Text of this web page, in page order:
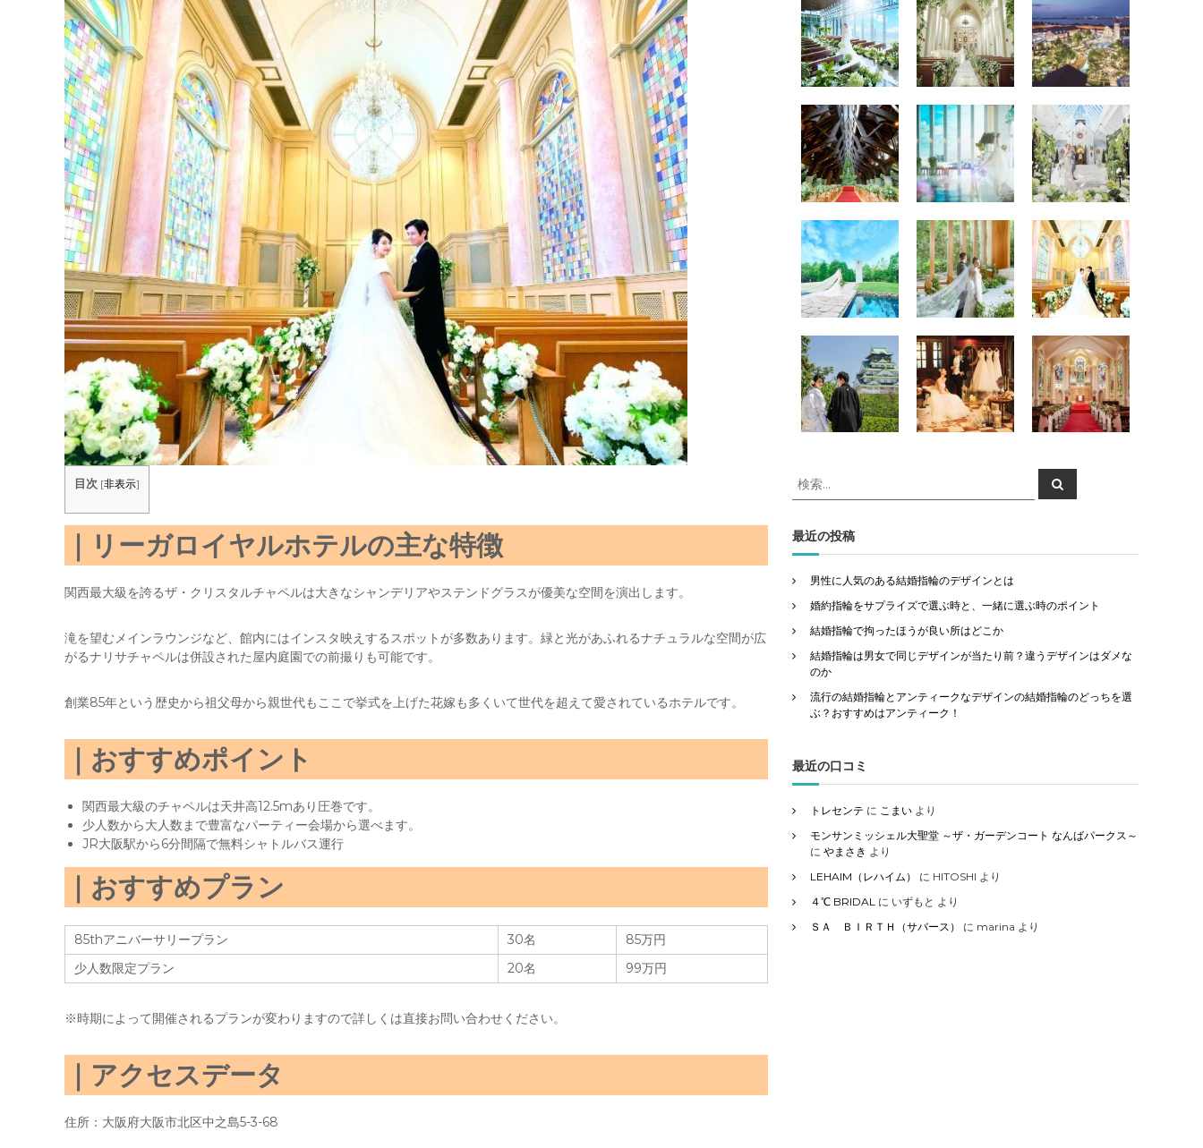
目次 [非表示]
リーガロイヤルホテルの主な特徴
関西最大級を誇るザ・クリスタルチャペルは大きなシャンデリアやステンドグラスが優美な空間を演出します。
滝を望むメインラウンジなど、館内にはインスタ映えするスポットが多数あります。緑と光があふれるナチュラルな空間が広
がるナリサチャペルは併設された屋内庭園での前撮りも可能です。
創業85年という歴史から祖父母から親世代もここで挙式を上げた花嫁も多くいて世代を超えて愛されているホテルです。
おすすめポイント
関西最大級のチャペルは天井高12.5mあり圧巻です。
少人数から大人数まで豊富なパーティー会場から選べます。
JR大阪駅から6分間隔で無料シャトルバス運行
おすすめプラン
85thアニバーサリープラン 30名
85万円
少人数限定プラン
20名 99万円
※時期によって開催されるプランが変わりますので詳しくは直接お問い合わせください。
アクセスデータ
住所：大阪府大阪市北区中之島5-3-68
検
索
象
:
検
索
最近の投稿
男性に人気のある結婚指輪のデザインとは
婚約指輪をサプライズで選ぶ時と、一緒に選ぶ時のポイント
結婚指輪で拘ったほうが良い所はどこか
結婚指輪は男女で同じデザインが当たり前？違うデザインはダメな
のか
流行の結婚指輪とアンティークなデザインの結婚指輪のどっちを選
ぶ？おすすめはアンティーク！
最近の口コミ
トレセンテ に こまい より
モンサンミッシェル大聖堂 ～ザ・ガーデンコート なんばパークス～
にやまさき より
LEHAIM（レハイム）
に HITOSHI より
４℃ BRIDAL に いずもと より
ＳＡ ＢＩＲＴＨ（サバース）
に marina より